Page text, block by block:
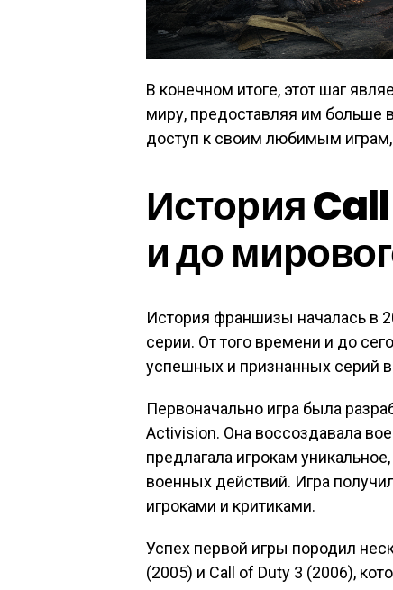
В конечном итоге, этот шаг
миру, предоставляя им больше
доступ к своим любимым
История
и до
История франшизы началась в
серии. От того времени и до
успешных и признанных серий
Первоначально игра была
Activision. Она воссоздавала
предлагала игрокам
военных действий. Игра
игроками и критиками.
Успех первой игры породил
(2005) и Call of Duty 3 (2006),